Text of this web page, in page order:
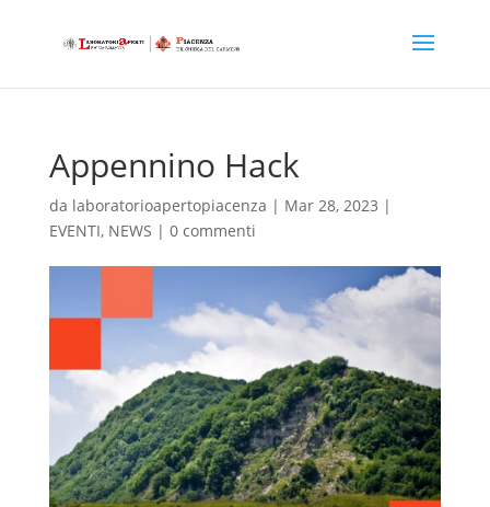
Appennino Hack
da laboratorioapertopiacenza | Mar 28, 2023 |
EVENTI, NEWS | 0 commenti